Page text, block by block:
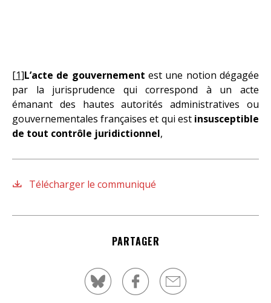
[1]L’acte de gouvernement est une notion dégagée
par la jurisprudence qui correspond à un acte
émanant des hautes autorités administratives ou
gouvernementales françaises et qui est insusceptible
de tout contrôle juridictionnel,
Télécharger le communiqué
PARTAGER